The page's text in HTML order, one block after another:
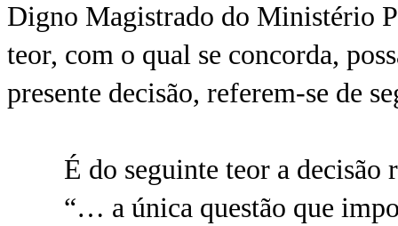
Digno Magistrado do Ministério
teor, com o qual se concorda,
presente decisão, referem-se de
É do seguinte teor a decisão
“… a única questão que